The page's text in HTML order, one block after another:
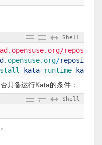
Shell
.opensuse.org/
kata- runtime kata
具备运行Kata的条件：
Shell